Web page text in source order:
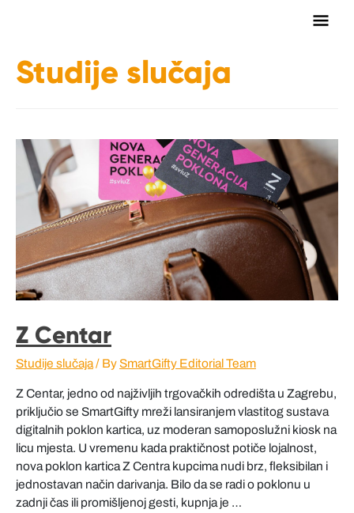
Main
Studije slučaja
Z Centar
Studije slučaja/ BySmartGifty Editorial Team
Z Centar, jedno od najživljih trgovačkih odredišta u Zagrebu,
priključio se SmartGifty mreži lansiranjem vlastitog sustava
digitalnih poklon kartica, uz moderan samoposlužni kiosk na
licu mjesta. U vremenu kada praktičnost potiče lojalnost,
nova poklon kartica Z Centra kupcima nudi brz, fleksibilan i
jednostavan način darivanja. Bilo da se radi o poklonu u
zadnji čas ili promišljenoj gesti, kupnja je …